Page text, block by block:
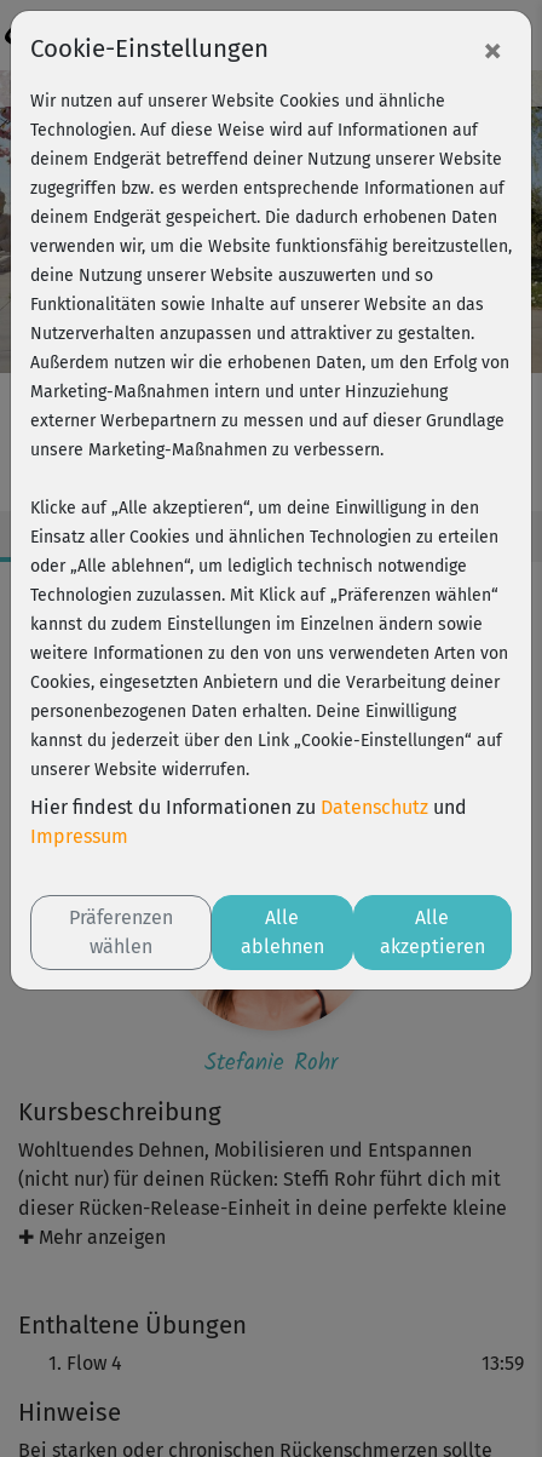
Play
Video
Kursvorschau - Jetzt mitmachen!
Rücken-Flow 4 - Dehnen
Kursbeschreibung
Wohltuendes Dehnen, Mobilisieren und Entspannen
(nicht nur) für deinen Rücken: Steffi Rohr führt dich mit
dieser Rücken-Release-Einheit in deine perfekte kleine
Auszeit für zwischendurch. Du bewegst sanft Rücken,
Herzraum.
✚ Mehr anzeigen
Enthaltene Übungen
Flow 4 13:59
Hinweise
Bei starken oder chronischen Rückenschmerzen sollte
Workout-Facts
leicht
14 Min
27 kcal
Stefanie Rohr
Stefanie Rohr
Cookie-Einstellungen ×
Wir nutzen auf unserer Website Cookies und ähnliche
Technologien. Auf diese Weise wird auf Informationen auf
deinem Endgerät betreffend deiner Nutzung unserer Website
zugegriffen bzw. es werden entsprechende Informationen auf
deinem Endgerät gespeichert. Die dadurch erhobenen Daten
verwenden wir, um die Website funktionsfähig bereitzustellen,
deine Nutzung unserer Website auszuwerten und so
Funktionalitäten sowie Inhalte auf unserer Website an das
Nutzerverhalten anzupassen und attraktiver zu gestalten.
Außerdem nutzen wir die erhobenen Daten, um den Erfolg von
Marketing-Maßnahmen intern und unter Hinzuziehung
externer Werbepartnern zu messen und auf dieser Grundlage
unsere Marketing-Maßnahmen zu verbessern.
Klicke auf „Alle akzeptieren“, um deine Einwilligung in den
Einsatz aller Cookies und ähnlichen Technologien zu erteilen
oder „Alle ablehnen“, um lediglich technisch notwendige
Technologien zuzulassen. Mit Klick auf „Präferenzen wählen“
kannst du zudem Einstellungen im Einzelnen ändern sowie
weitere Informationen zu den von uns verwendeten Arten von
Cookies, eingesetzten Anbietern und die Verarbeitung deiner
personenbezogenen Daten erhalten. Deine Einwilligung
kannst du jederzeit über den Link „Cookie-Einstellungen“ auf
unserer Website widerrufen.
Hier findest du Informationen zu Datenschutz und
Impressum
Präferenzen
wählen
Alle
ablehnen
Alle
akzeptieren